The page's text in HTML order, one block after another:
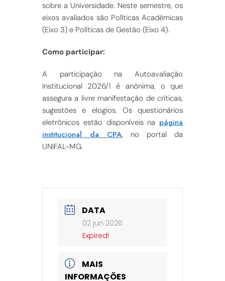
sobre a Universidade. Neste semestre, os
eixos avaliados são Políticas Acadêmicas
(Eixo 3) e Políticas de Gestão (Eixo 4).
Como participar:
A participação na Autoavaliação
Institucional 2026/1 é anônima, o que
assegura a livre manifestação de críticas,
sugestões e elogios. Os questionários
eletrônicos estão disponíveis na página
institucional da CPA, no portal da
UNIFAL-MG.
DATA
02 jun 2026
Expired!
MAIS
INFORMAÇÕES